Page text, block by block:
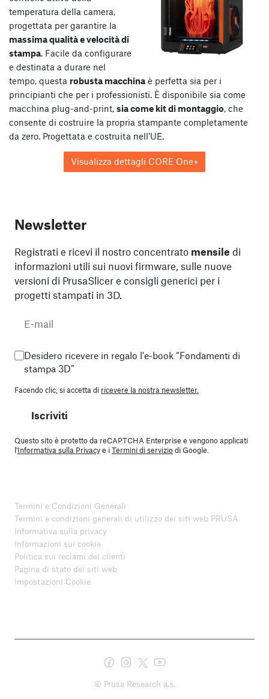
temperatura della camera,
progettata per garantire la
massima qualità e velocità di
stampa. Facile da configurare
e destinata a durare nel
tempo, questa robusta macchina è perfetta sia per i
principianti che per i professionisti. È disponibile sia come
macchina plug-and-print, sia come kit di montaggio, che
consente di costruire la propria stampante completamente
da zero. Progettata e costruita nell’UE.
Visualizza dettagli CORE One+
Newsletter
Registrati e ricevi il nostro concentrato mensile di
informazioni utili sui nuovi firmware, sulle nuove
versioni di PrusaSlicer e consigli generici per i
progetti stampati in 3D.
Desidero ricevere in regalo l'e-book “Fondamenti di
stampa 3D”
Facendo clic, si accetta di ricevere la nostra newsletter.
Iscriviti
Questo sito è protetto da reCAPTCHA Enterprise e vengono applicati
l'Informativa sulla Privacye iTermini di serviziodi Google.
Termini e Condizioni Generali
Termini e condizioni generali di utilizzo dei siti web PRUSA
Informativa sulla privacy
Informazioni sui cookie
Politica sui reclami dei clienti
Pagina di stato dei siti web
Impostazioni Cookie
© Prusa Research a.s.